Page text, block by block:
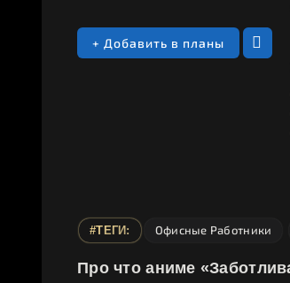
+ Добавить в планы
#ТЕГИ: Офисные Работники
Про что аниме